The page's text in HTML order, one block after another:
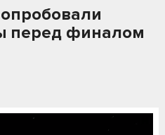
перед финалом